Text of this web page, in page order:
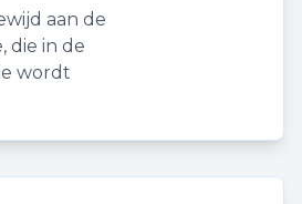
aan de
die in de
wordt